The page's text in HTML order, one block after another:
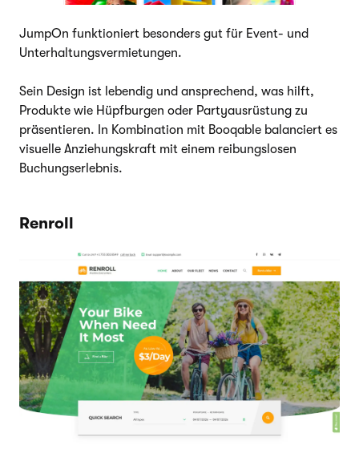
JumpOn funktioniert besonders gut für Event- und
Unterhaltungsvermietungen.
Sein Design ist lebendig und ansprechend, was hilft,
Produkte wie Hüpfburgen oder Partyausrüstung zu
präsentieren. In Kombination mit Booqable balanciert es
visuelle Anziehungskraft mit einem reibungslosen
Buchungserlebnis.
Renroll